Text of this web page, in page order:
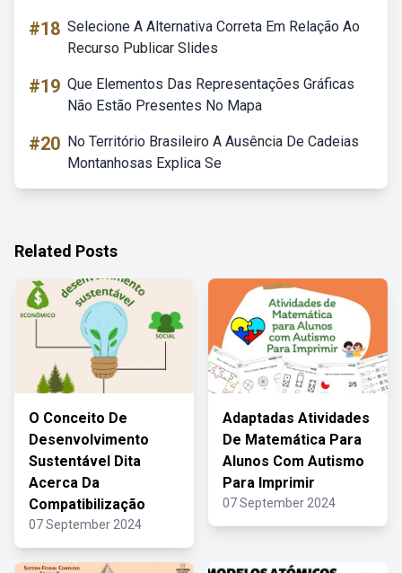
#18 Selecione A Alternativa Correta Em Relação Ao
Recurso Publicar Slides
#19 Que Elementos Das Representações Gráficas
Não Estão Presentes No Mapa
#20 No Território Brasileiro A Ausência De Cadeias
Montanhosas Explica Se
Related Posts
O Conceito De
Desenvolvimento
Sustentável Dita
Acerca Da
Compatibilização
07 September 2024
Adaptadas Atividades
De Matemática Para
Alunos Com Autismo
Para Imprimir
07 September 2024